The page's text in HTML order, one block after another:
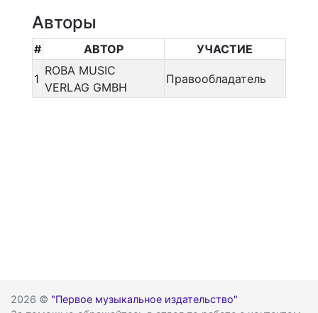
Авторы
# АВТОР УЧАСТИЕ
1
ROBA MUSIC
VERLAG GMBH
Правообладатель
2026 © "Первое музыкальное издательство"